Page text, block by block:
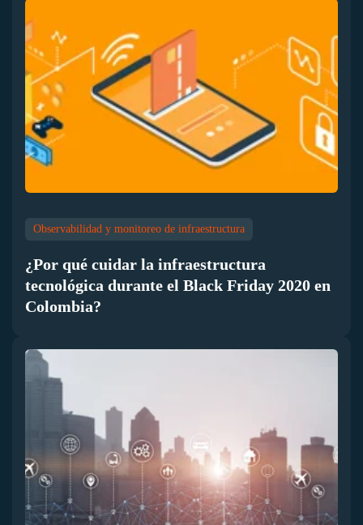
Observabilidad y monitoreo de infraestructura
¿Por qué cuidar la infraestructura
tecnológica durante el Black Friday 2020 en
Colombia?